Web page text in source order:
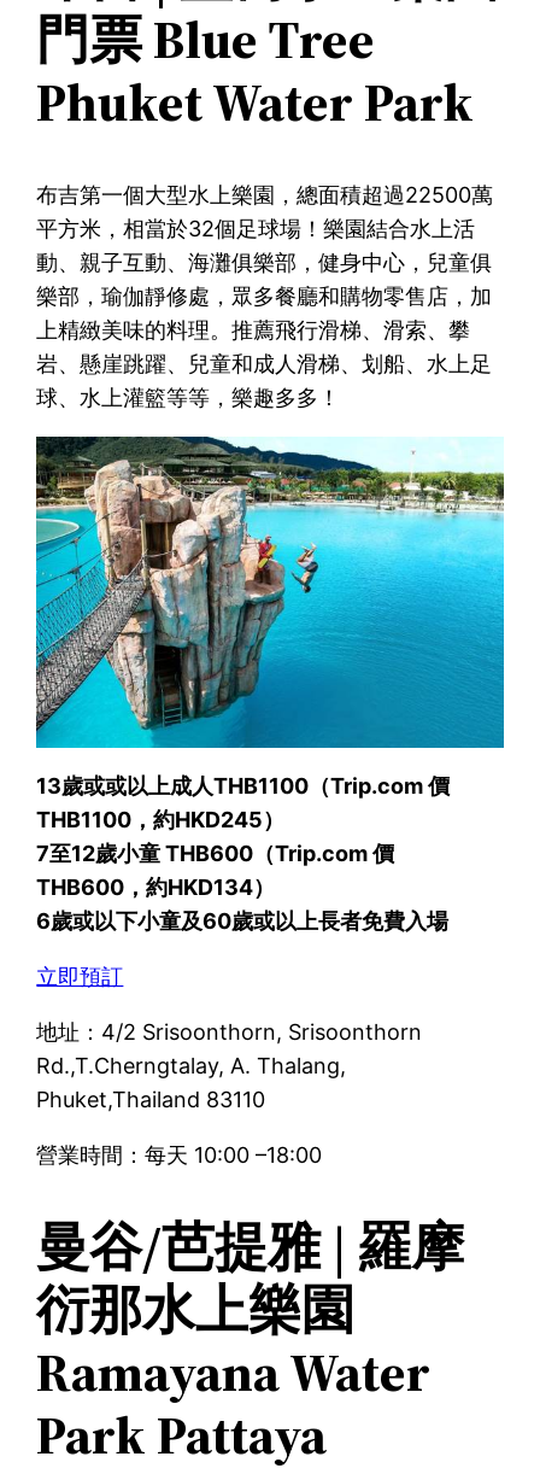
門票 Blue Tree
Phuket Water Park
布吉第一個大型水上樂園，總面積超過22500萬
平方米，相當於32個足球場！樂園結合水上活
動、親子互動、海灘俱樂部，健身中心，兒童俱
樂部，瑜伽靜修處，眾多餐廳和購物零售店，加
上精緻美味的料理。推薦飛行滑梯、滑索、攀
岩、懸崖跳躍、兒童和成人滑梯、划船、水上足
球、水上灌籃等等，樂趣多多！
13歲或或以上成人THB1100（Trip.com 價
THB1100，約HKD245）
7至12歲小童 THB600（Trip.com 價
THB600，約HKD134）
6歲或以下小童及60歲或以上長者免費入場
立即預訂
地址：4/2 Srisoonthorn, Srisoonthorn
Rd.,T.Cherngtalay, A. Thalang,
Phuket,Thailand 83110
營業時間：每天 10:00 –18:00
曼谷/芭提雅 | 羅摩
衍那水上樂園
Ramayana Water
Park Pattaya